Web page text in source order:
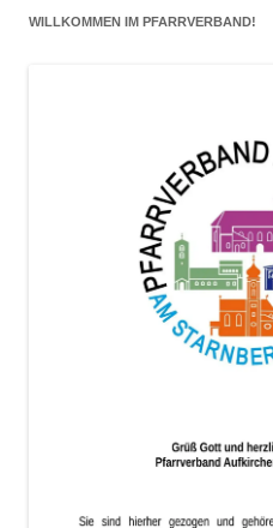
WILLKOMMEN IM PFARRVERBAND!